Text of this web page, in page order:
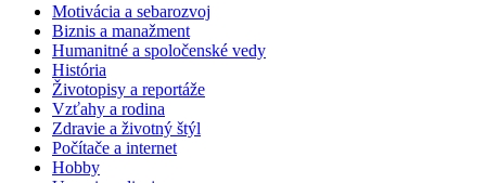
Motivácia a sebarozvoj
Biznis a manažment
Humanitné a spoločenské vedy
História
Životopisy a reportáže
Vzťahy a rodina
Zdravie a životný štýl
Počítače a internet
Hobby